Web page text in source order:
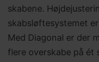
skabene.
skabsløftesystemet
Med Diagonal er der
flere overskabe på ét